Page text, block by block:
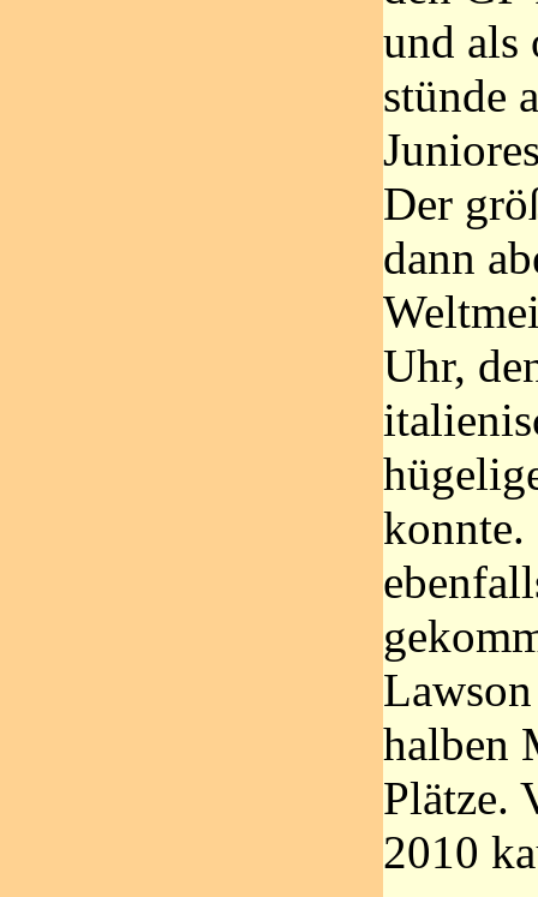
und als
stünde
Der
dann
Uhr,
konnte.
halben
Plätze.
2010